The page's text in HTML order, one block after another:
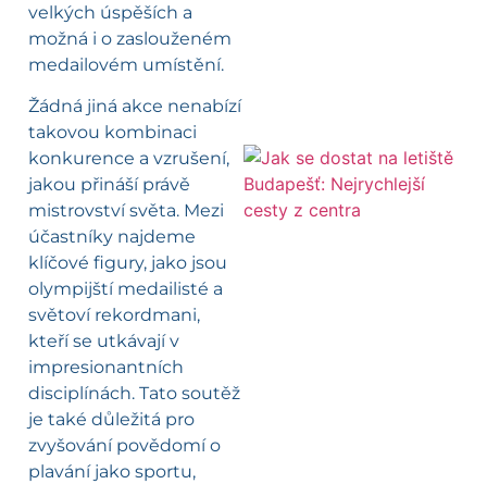
velkých úspěších a
možná i o zaslouženém
medailovém umístění.
Žádná jiná akce nenabízí
takovou kombinaci
konkurence a vzrušení,
jakou přináší právě
mistrovství světa. Mezi
účastníky najdeme
klíčové figury, jako jsou
olympijští medailisté a
světoví rekordmani,
kteří se utkávají v
impresionantních
disciplínách. Tato soutěž
je také důležitá pro
zvyšování povědomí o
plavání jako sportu,